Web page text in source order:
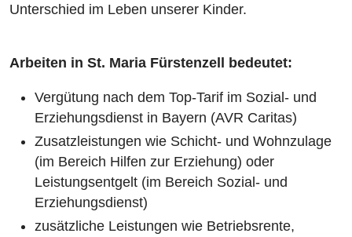
Unterschied im Leben unserer Kinder.
Arbeiten in St. Maria Fürstenzell bedeutet:
Vergütung nach dem Top-Tarif im Sozial- und
Erziehungsdienst in Bayern (AVR Caritas)
Zusatzleistungen wie Schicht- und Wohnzulage
(im Bereich Hilfen zur Erziehung) oder
Leistungsentgelt (im Bereich Sozial- und
Erziehungsdienst)
zusätzliche Leistungen wie Betriebsrente,